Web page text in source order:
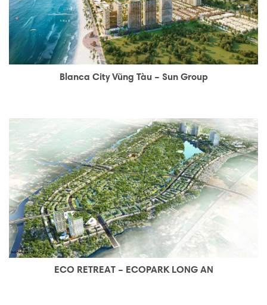
Blanca City Vũng Tàu – Sun Group
ECO RETREAT – ECOPARK LONG AN